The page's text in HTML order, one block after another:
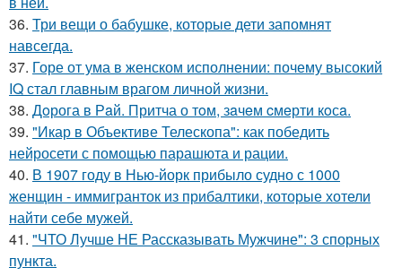
36. Три вещи о бабушке, которые дети запомнят
навсегда.
37. Горе от ума в женском исполнении: почему высокий
IQ стал главным врагом личной жизни.
38. Дoрога в Рaй. Притча о тoм, зaчeм cмeрти кoсa.
39. "Икар в Объективе Телескопа": как победить
нейросети с помощью парашюта и рации.
40. В 1907 году в Нью-йорк прибыло судно с 1000
женщин - иммигранток из прибалтики, которые хотели
найти себе мужей.
41. "ЧТО Лучше НЕ Рассказывать Мужчине": 3 спорных
пункта.